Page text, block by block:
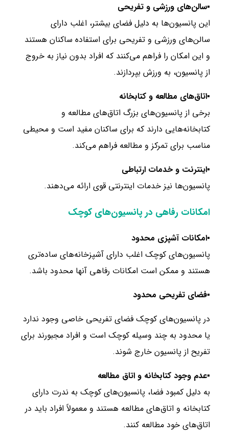
▪سالن‌های ورزشی و تفریحی
این پانسیون‌ها به دلیل فضای بیشتر، اغلب دارای
سالن‌های ورزشی و تفریحی برای استفاده ساکنان هستند
و این امکان را فراهم می‌کنند که افراد بدون نیاز به خروج
از پانسیون، به ورزش بپردازند.
▪اتاق‌های مطالعه و کتابخانه
برخی از پانسیون‌های بزرگ اتاق‌های مطالعه و
کتابخانه‌هایی دارند که برای ساکنان مفید است و محیطی
مناسب برای تمرکز و مطالعه فراهم می‌کند.
▪اینترنت و خدمات ارتباطی
پانسیون‌ها نیز خدمات اینترنتی قوی‌ ارائه می‌دهند.
امکانات رفاهی در پانسیون‌های کوچک
▪امکانات آشپزی محدود
پانسیون‌های کوچک اغلب دارای آشپزخانه‌های ساده‌تری
هستند و ممکن است امکانات رفاهی آنها محدود باشد.
▪فضای تفریحی محدود
در پانسیون‌های کوچک فضای تفریحی خاصی وجود ندارد
یا محدود به چند وسیله کوچک است و افراد مجبورند برای
تفریح از پانسیون خارج شوند.
▪عدم وجود کتابخانه و اتاق مطالعه
به دلیل کمبود فضا، پانسیون‌های کوچک به ندرت دارای
کتابخانه و اتاق‌های مطالعه هستند و معمولاً افراد باید در
اتاق‌های خود مطالعه کنند.